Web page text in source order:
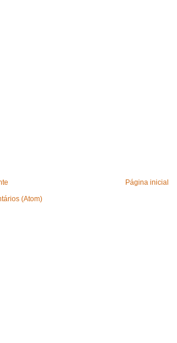
Página inicial
(Atom)